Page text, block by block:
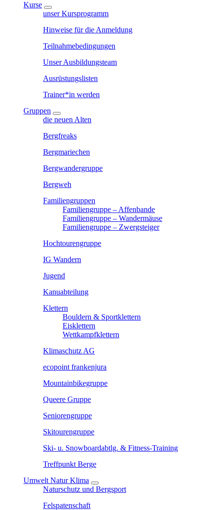
Kurse
unser Kursprogramm
Hinweise für die Anmeldung
Teilnahmebedingungen
Unser Ausbildungsteam
Ausrüstungslisten
Trainer*in werden
Gruppen
die neuen Alten
Bergfreaks
Bergmariechen
Bergwandergruppe
Bergweh
Familiengruppen
Familiengruppe – Affenbande
Familiengruppe – Wandermäuse
Familiengruppe – Zwergsteiger
Hochtourengruppe
IG Wandern
Jugend
Kanuabteilung
Klettern
Bouldern & Sportklettern
Eisklettern
Wettkampfklettern
Klimaschutz AG
ecopoint frankenjura
Mountainbikegruppe
Queere Gruppe
Seniorengruppe
Skitourengruppe
Ski- u. Snowboardabtlg. & Fitness-Training
Treffpunkt Berge
Umwelt Natur Klima
Naturschutz und Bergsport
Felspatenschaft